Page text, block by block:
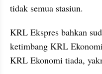
tidak semua stasiun.
KRL Ekspres bahkan
ketimbang KRL
KRL Ekonomi tiada,